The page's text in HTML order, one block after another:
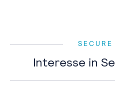
Interesse in